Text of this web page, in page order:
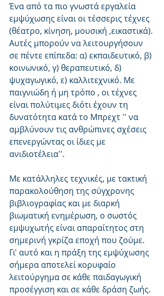
Ένα από τα πιο γνωστά εργαλεία
εμψύχωσης είναι οι τέσσερις τέχνες
(θέατρο, κίνηση, μουσική ,εικαστικά).
Αυτές μπορούν να λειτουργήσουν
σε πέντε επίπεδα: α) εκπαιδευτικό, β)
κοινωνικό, γ) θεραπευτικό, δ)
ψυχαγωγικό, ε) καλλιτεχνικό. Με
παιγνιώδη ή μη τρόπο , οι τέχνες
είναι πολύτιμες διότι έχουν τη
δυνατότητα κατά το Μπρεχτ '' να
αμβλύνουν τις ανθρώπινες σχέσεις
επενεργώντας οι ίδιες με
ανιδιοτέλεια''.
Με κατάλληλες τεχνικές, με τακτική
παρακολούθηση της σύγχρονης
βιβλιογραφίας και με διαρκή
βιωματική ενημέρωση, ο σωστός
εμψυχωτής είναι απαραίτητος στη
σημερινή γκρίζα εποχή που ζούμε.
Γι' αυτό και η πράξη της εμψύχωσης
σήμερα αποτελεί κορυφαίο
λειτούργημα σε κάθε παιδαγωγική
προσέγγιση και σε κάθε δράση ζωής.